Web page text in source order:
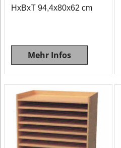
HxBxT 94,4x80x62 cm
Mehr Infos